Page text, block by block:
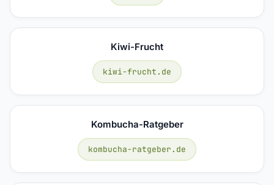
Kiwi-Frucht
kiwi-frucht.de
Kombucha-Ratgeber
kombucha-ratgeber.de